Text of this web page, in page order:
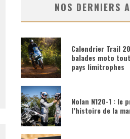
NOS DERNIERS
Calendrier Trail
balades moto
pays limitrophes
Nolan N120-1 : le
l’histoire de la